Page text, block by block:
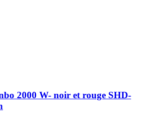
2000 W- noir et rouge SHD-